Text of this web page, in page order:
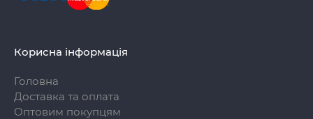
Корисна інформація
Головна
Доставка та оплата
Оптовим покупцям